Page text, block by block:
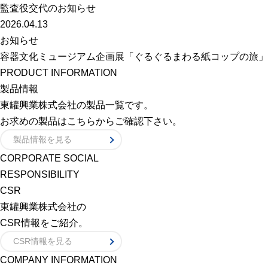
監査役交代のお知らせ
2026.04.13
お知らせ
容器文化ミュージアム企画展「ぐるぐるまわる紙コップの旅
PRODUCT INFORMATION
製品情報
東罐興業株式会社の製品一覧です。
お求めの製品はこちらからご確認下さい。
製品情報を見る
CORPORATE SOCIAL
RESPONSIBILITY
CSR
東罐興業株式会社の
CSR情報をご紹介。
CSR情報を見る
COMPANY INFORMATION